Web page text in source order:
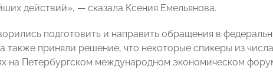
действий», — сказала Ксения Емельянова.
подготовить и направить обращения в
также приняли решение, что некоторые спикеры из
на Петербургском международном экономическом